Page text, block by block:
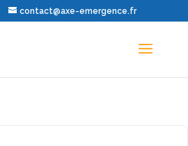
contact@axe-emergence.fr